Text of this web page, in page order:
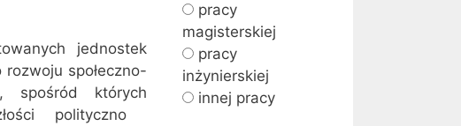
jednostek
społeczno-
spośród których
polityczno 
pracy
magisterskiej
pracy
inżynierskiej
innej pracy